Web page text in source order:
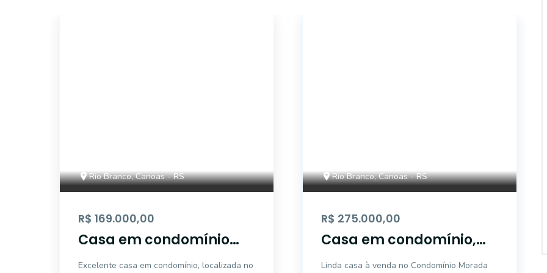
Rio Branco, Canoas - RS
R$ 169.000,00
Casa em condomínio
com 2 dormitórios.
Excelente casa em condomínio, localizada no
Rio Branco, Canoas - RS
R$ 275.000,00
Casa em condomínio,
em construção
Linda casa à venda no Condomínio Morada